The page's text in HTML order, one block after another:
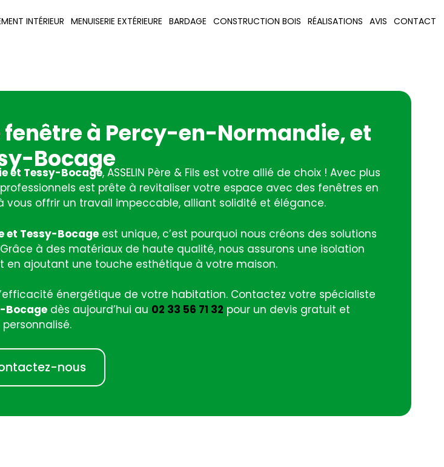
INTÉRIEUR MENUISERIE EXTÉRIEURE BARDAGE CONSTRUCTION BOIS RÉALISATIONS AVIS CONTACT
fenêtre à Percy-en-Normandie, et
Bocage
et Tessy-Bocage, ASSELIN Père & Fils est votre allié de choix ! Avec plus
est prête à revitaliser votre espace avec des fenêtres en
vous offrir un travail impeccable, alliant solidité et élégance.
et Tessy-Bocage est unique, c’est pourquoi nous créons des solutions
à des matériaux de haute qualité, nous assurons une isolation
ajoutant une touche esthétique à votre maison.
énergétique de votre habitation. Contactez votre spécialiste
Bocagedès aujourd’hui au 02 33 56 71 32 pour un devis gratuit et
personnalisé.
nous